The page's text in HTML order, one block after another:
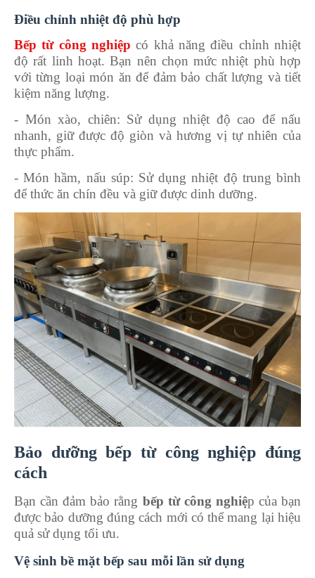
Điều chỉnh nhiệt độ phù hợp
Bếp từ công nghiệp có khả năng điều chỉnh nhiệt
độ rất linh hoạt. Bạn nên chọn mức nhiệt phù hợp
với từng loại món ăn để đảm bảo chất lượng và tiết
kiệm năng lượng.
- Món xào, chiên: Sử dụng nhiệt độ cao để nấu
nhanh, giữ được độ giòn và hương vị tự nhiên của
thực phẩm.
-Món hầm, nấu súp: Sử dụng nhiệt độ trung bình
để thức ăn chín đều và giữ được dinh dưỡng.
Bảo dưỡng bếp từ công nghiệp đúng
cách
Bạn cần đảm bảo rằng bếp từ công nghiệp của bạn
được bảo dưỡng đúng cách mới có thể mang lại hiệu
quả sử dụng tối ưu.
Vệ sinh bề mặt bếp sau mỗi lần sử dụng